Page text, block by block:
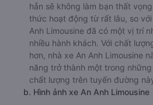
hẳn sẽ không làm bạn thất
thức hoạt động từ rất lâu, so
Anh Limousine đã có một vị trí
nhiều hành khách. Với chất
hơn, nhà xe An Anh Limousine
năng trở thành một trong
chất lượng trên tuyến đường
b. Hình ảnh xe An Anh Limousine